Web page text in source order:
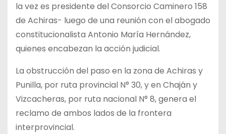
la vez es presidente del Consorcio Caminero 158
de Achiras- luego de una reunión con el abogado
constitucionalista Antonio María Hernández,
quienes encabezan la acción judicial.
La obstrucción del paso en la zona de Achiras y
Punilla, por ruta provincial N° 30, y en Chaján y
Vizcacheras, por ruta nacional N° 8, genera el
reclamo de ambos lados de la frontera
interprovincial.